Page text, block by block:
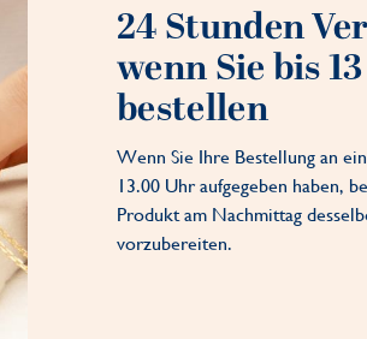
24 Stunden
wenn Sie bis
bestellen
Wenn Sie Ihre Bestellung an
13.00 Uhr aufgegeben haben,
Produkt am Nachmittag
vorzubereiten.